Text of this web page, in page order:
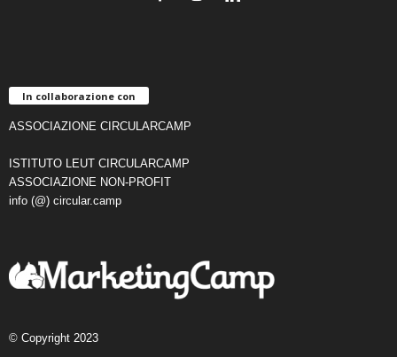
In collaborazione con
ASSOCIAZIONE CIRCULARCAMP
ISTITUTO LEUT CIRCULARCAMP
ASSOCIAZIONE NON-PROFIT
info (@) circular.camp
© Copyright 2023